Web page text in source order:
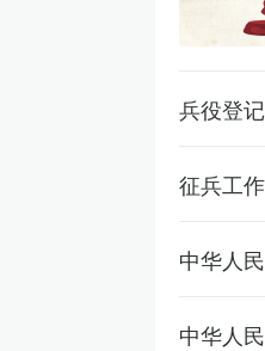
兵役登
征兵工
中华人
中华人